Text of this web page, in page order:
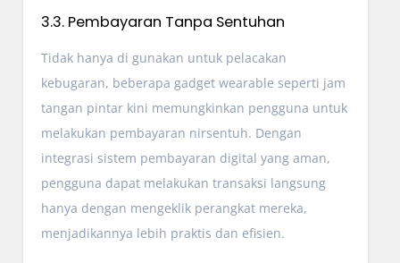
3.3. Pembayaran Tanpa Sentuhan
Tidak hanya di gunakan untuk pelacakan
kebugaran, beberapa gadget wearable seperti jam
tangan pintar kini memungkinkan pengguna untuk
melakukan pembayaran nirsentuh. Dengan
integrasi sistem pembayaran digital yang aman,
pengguna dapat melakukan transaksi langsung
hanya dengan mengeklik perangkat mereka,
menjadikannya lebih praktis dan efisien.